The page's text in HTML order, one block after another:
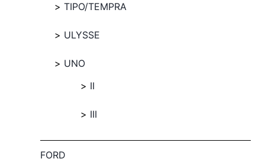
TIPO/TEMPRA
ULYSSE
UNO
II
III
FORD